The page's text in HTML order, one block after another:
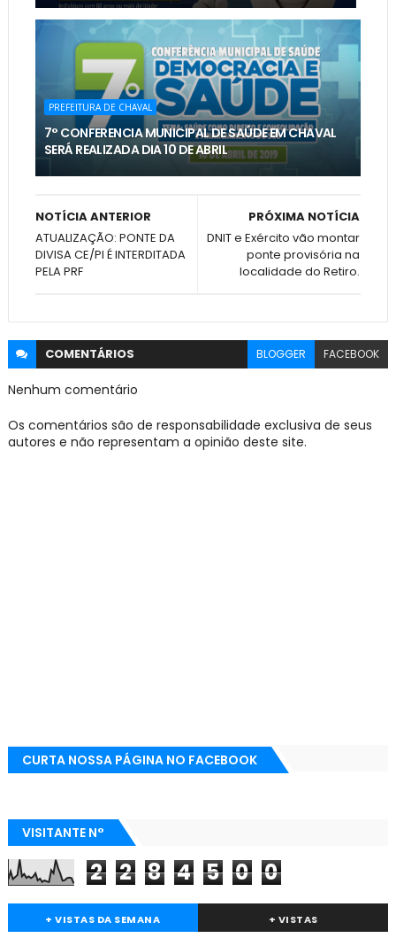
PREFEITURA DE CHAVAL
7° CONFERENCIA MUNICIPAL DE SAÚDE EM CHAVAL
SERÁ REALIZADA DIA 10 DE ABRIL
PRÓXIMA NOTÍCIA
DNIT e Exército vão montar
ponte provisória na
localidade do Retiro.
NOTÍCIA ANTERIOR
ATUALIZAÇÃO: PONTE DA
DIVISA CE/PI É INTERDITADA
PELA PRF
COMENTÁRIOS BLOGGER FACEBOOK
Nenhum comentário
Os comentários são de responsabilidade exclusiva de seus
autores e não representam a opinião deste site.
CURTA NOSSA PÁGINA NO FACEBOOK
VISITANTE N°
2 2 8 4 5 0 0
+ VISTAS DA SEMANA + VISTAS